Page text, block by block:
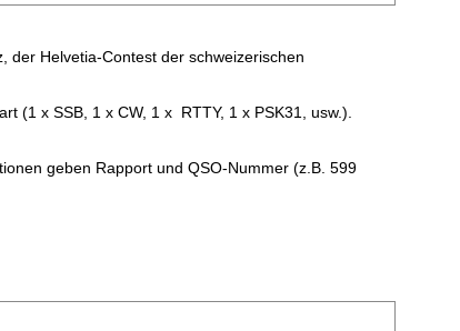
der Helvetia-Contest der schweizerischen
(1 x SSB, 1 x CW, 1 x RTTY, 1 x PSK31, usw.).
geben Rapport und QSO-Nummer (z.B. 599